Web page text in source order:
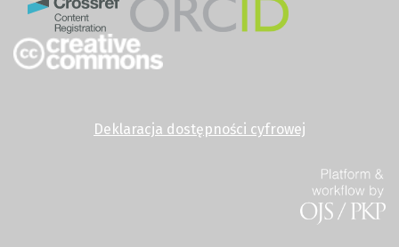
Deklaracja dostępności cyfrowej